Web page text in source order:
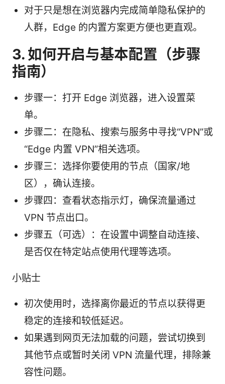
对于只是想在浏览器内完成简单隐私保护的
人群，Edge 的内置方案更方便也更直观。
3. 如何开启与基本配置（步骤
指南）
步骤一：打开 Edge 浏览器，进入设置菜
单。
步骤二：在隐私、搜索与服务中寻找“VPN”或
“Edge 内置 VPN”相关选项。
步骤三：选择你要使用的节点（国家/地
区），确认连接。
步骤四：查看状态指示灯，确保流量通过
VPN 节点出口。
步骤五（可选）：在设置中调整自动连接、
是否仅在特定站点使用代理等选项。
小贴士
初次使用时，选择离你最近的节点以获得更
稳定的连接和较低延迟。
如果遇到网页无法加载的问题，尝试切换到
其他节点或暂时关闭 VPN 流量代理，排除兼
容性问题。